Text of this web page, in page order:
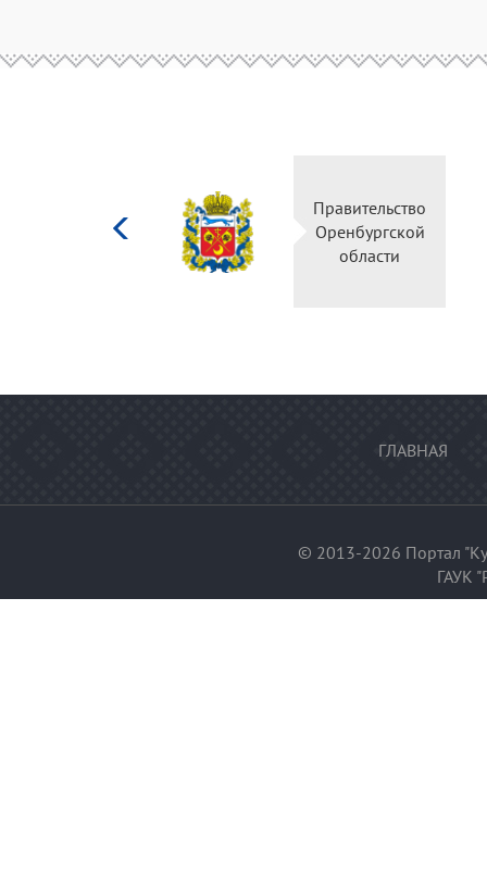
Правительство
Оренбургской
области
ГЛАВНАЯ
© 2013-2026 Портал
ГАУК